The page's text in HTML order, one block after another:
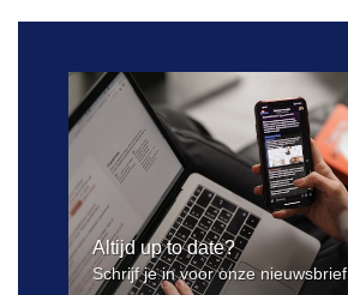
Altijd up to date?
Schrijf je in voor onze nieuwsbrief